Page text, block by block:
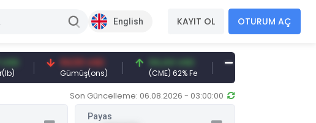
English KAYIT OL OTURUM AÇ
94,50 USD
Gümüş(ons)
94,44 USD
(CME) 62% Fe
377,25 USD
Son Güncelleme: 06.08.2026 - 03:00:00
Payas